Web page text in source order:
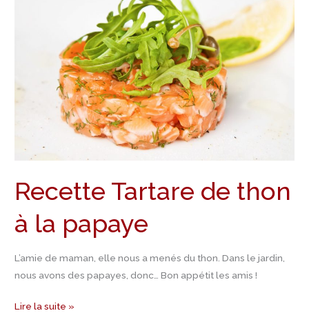
Recette Tartare de thon
à la papaye
L’amie de maman, elle nous a menés du thon. Dans le jardin,
nous avons des papayes, donc… Bon appétit les amis !
Lire la suite »